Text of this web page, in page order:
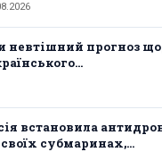
невтішний прогноз
встановила
субмаринах,...